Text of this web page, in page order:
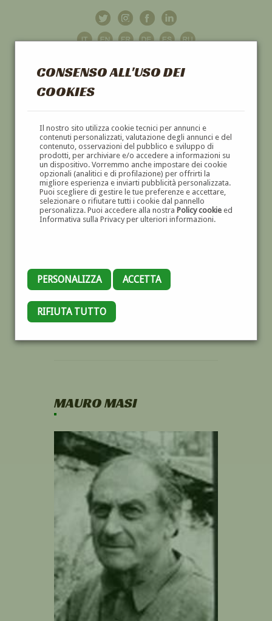
CONSENSO ALL'USO DEI
COOKIES
Il nostro sito utilizza cookie tecnici per annunci e
contenuti personalizzati, valutazione degli annunci e del
contenuto, osservazioni del pubblico e sviluppo di
prodotti, per archiviare e/o accedere a informazioni su
un dispositivo. Vorremmo anche impostare dei cookie
opzionali (analitici e di profilazione) per offrirti la
migliore esperienza e inviarti pubblicità personalizzata.
Puoi scegliere di gestire le tue preferenze e accettare,
selezionare o rifiutare tutti i cookie dal pannello
personalizza. Puoi accedere alla nostra Policy cookieed
Informativa sulla Privacy per ulteriori informazioni.
PERSONALIZZA ACCETTA
RIFIUTA TUTTO
GALLERIAD'ARTE
DIPINTI E SCULTURE '800 E '900
MAURO MASI